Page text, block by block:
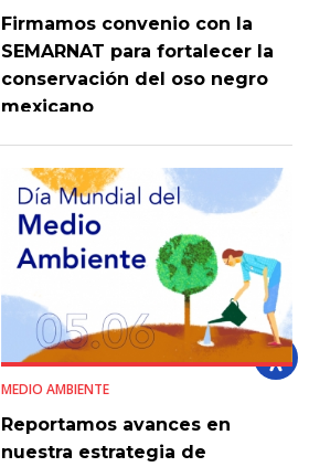
Firmamos convenio con la
SEMARNAT para fortalecer la
conservación del oso negro
mexicano
MEDIO AMBIENTE
Reportamos avances en
nuestra estrategia de